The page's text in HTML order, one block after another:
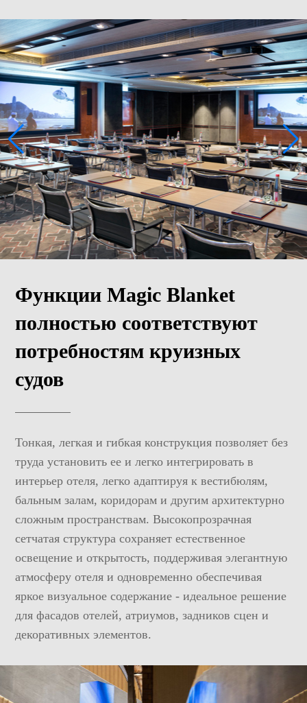
Функции Magic Blanket
полностью соответствуют
потребностям круизных
судов
Тонкая, легкая и гибкая конструкция позволяет без
труда установить ее и легко интегрировать в
интерьер отеля, легко адаптируя к вестибюлям,
бальным залам, коридорам и другим архитектурно
сложным пространствам. Высокопрозрачная
сетчатая структура сохраняет естественное
освещение и открытость, поддерживая элегантную
атмосферу отеля и одновременно обеспечивая
яркое визуальное содержание - идеальное решение
для фасадов отелей, атриумов, задников сцен и
декоративных элементов.